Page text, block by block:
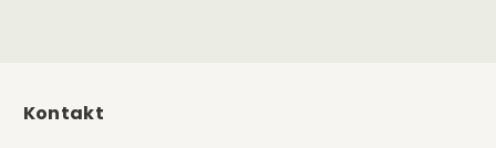
Kontakt